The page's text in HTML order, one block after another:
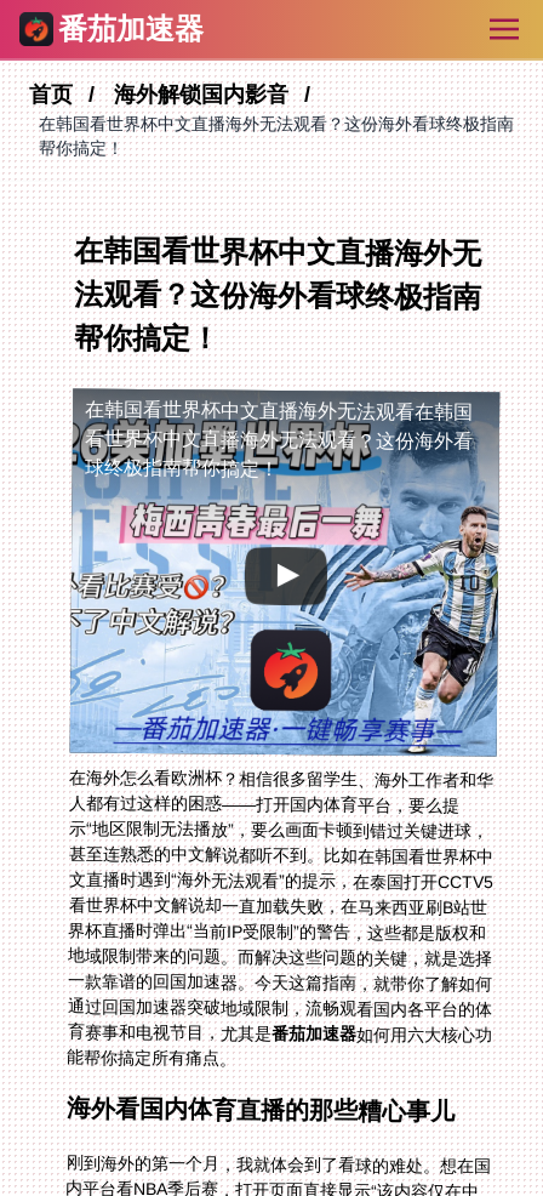
番茄加速器
首页 海外解锁国内影音
在韩国看世界杯中文直播海外无法观看？这份海外看球终极指南
帮你搞定！
在韩国看世界杯中文直播海外无
法观看？这份海外看球终极指南
帮你搞定！
在韩国看世界杯中文直播海外无法观看在韩国
看世界杯中文直播海外无法观看？这份海外看
球终极指南帮你搞定！
在海外怎么看欧洲杯？相信很多留学生、海外工作者和华
人都有过这样的困惑——打开国内体育平台，要么提
示“地区限制无法播放”，要么画面卡顿到错过关键进球，
甚至连熟悉的中文解说都听不到。比如在韩国看世界杯中
文直播时遇到“海外无法观看”的提示，在泰国打开CCTV5
看世界杯中文解说却一直加载失败，在马来西亚刷B站世
界杯直播时弹出“当前IP受限制”的警告，这些都是版权和
地域限制带来的问题。而解决这些问题的关键，就是选择
一款靠谱的回国加速器。今天这篇指南，就带你了解如何
通过回国加速器突破地域限制，流畅观看国内各平台的体
育赛事和电视节目，尤其是番茄加速器如何用六大核心功
能帮你搞定所有痛点。
海外看国内体育直播的那些糟心事儿
刚到海外的第一个月，我就体会到了看球的难处。想在国
内平台看NBA季后赛，打开页面直接显示“该内容仅在中
国大陆地区可用”；周末想陪家人看CCTV5的足球联赛，
画面却一直卡在加载界面；更别提在B站追世界杯解说，
弹幕没看到几条，先收到了IP受限的提示。这些问题的根
源，在于国内的体育平台受版权协议限制，只能对中国大
陆IP开放。而海外用户的IP不在授权范围内，自然无法访
问。这时候，回国加速器就成了连接国内内容的桥梁——
它能把你的IP伪装成国内IP，让平台以为你在国内，从而